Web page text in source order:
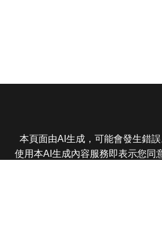
本頁面由AI生成，可能會發生錯誤
使用本AI生成內容服務即表示您同